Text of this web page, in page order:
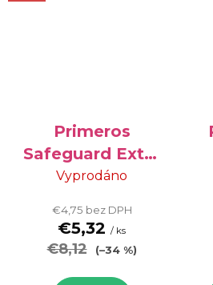
Primeros
Safeguard Extra
Strong - extra
12 ks
Vyprodáno
€4,75 bez DPH
€5,32 / ks
€8,12 (–34 %)